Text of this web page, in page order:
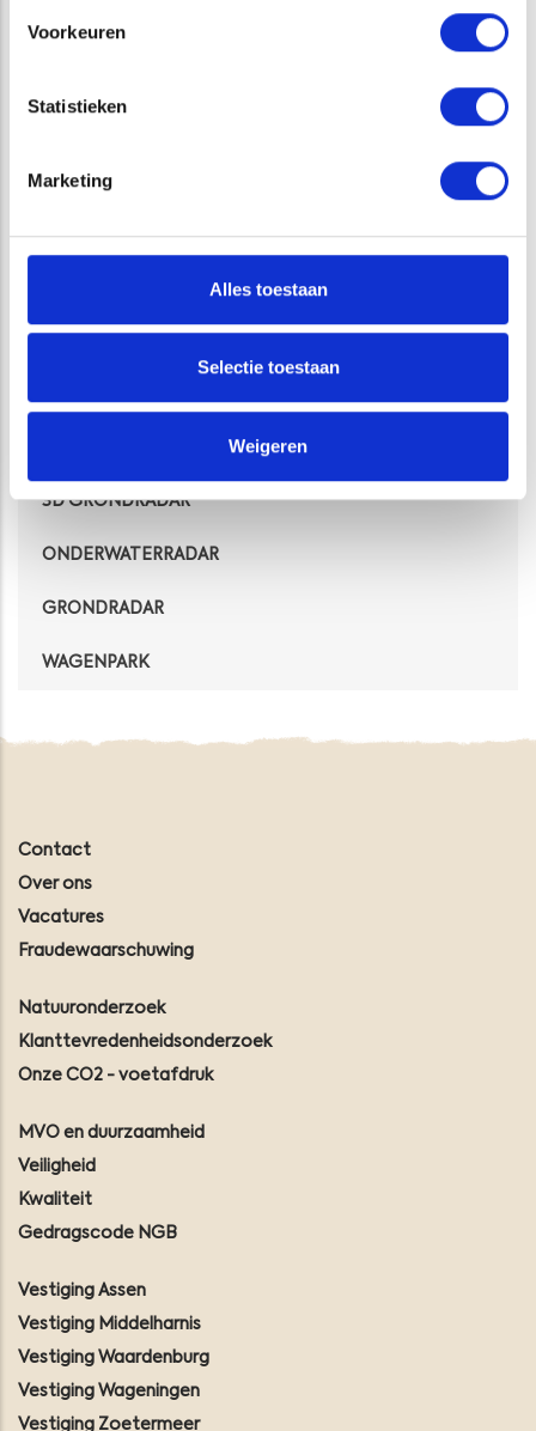
Voorkeuren
Statistieken
Marketing
Alles toestaan
Selectie toestaan
Weigeren
zonder dieren te vangen’
3D GRONDRADAR
ONDERWATERRADAR
GRONDRADAR
WAGENPARK
Contact
Over ons
Vacatures
Fraudewaarschuwing
Natuuronderzoek
Klanttevredenheidsonderzoek
Onze CO2 - voetafdruk
MVO en duurzaamheid
Veiligheid
Kwaliteit
Gedragscode NGB
Vestiging Assen
Vestiging Middelharnis
Vestiging Waardenburg
Vestiging Wageningen
Vestiging Zoetermeer